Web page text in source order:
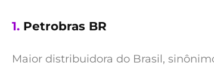
1. Petrobras BR
Maior distribuidora do Brasil,